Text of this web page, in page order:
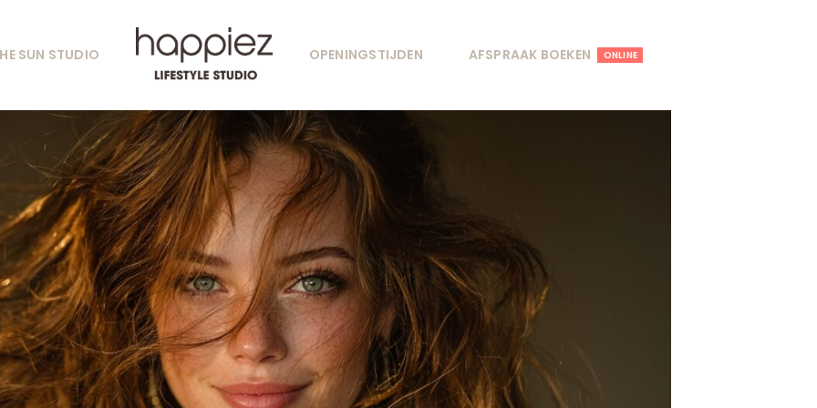
SUN STUDIO OPENINGSTIJDEN AFSPRAAK BOEKEN ONLINE